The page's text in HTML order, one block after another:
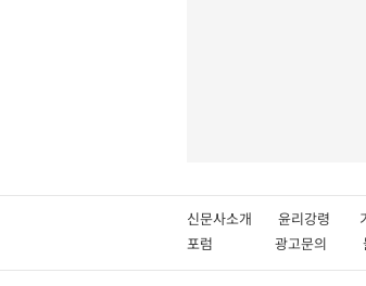
신문사소개 윤리강령
포럼
광고문의